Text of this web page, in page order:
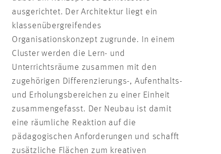
ausgerichtet. Der Architektur liegt ein
klassenübergreifendes
Organisationskonzept zugrunde. In einem
Cluster werden die Lern- und
Unterrichtsräume zusammen mit den
zugehörigen Differenzierungs-, Aufenthalts-
und Erholungsbereichen zu einer Einheit
zusammengefasst. Der Neubau ist damit
eine räumliche Reaktion auf die
pädagogischen Anforderungen und schafft
zusätzliche Flächen zum kreativen